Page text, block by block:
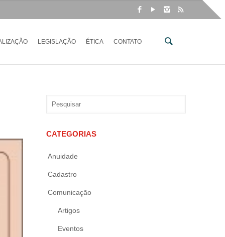
LEGISLAÇÃO ÉTICA CONTATO
CATEGORIAS
Anuidade
Cadastro
Comunicação
Artigos
Eventos